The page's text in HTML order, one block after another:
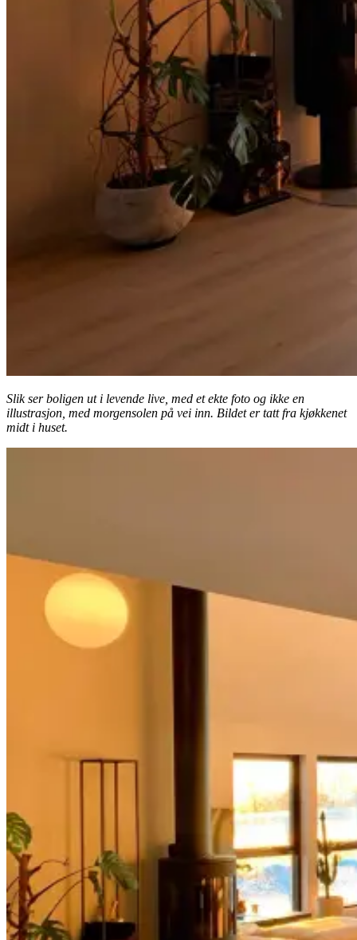
Slik ser boligen ut i levende live, med et ekte foto og ikke en
illustrasjon, med morgensolen på vei inn. Bildet er tatt fra kjøkkenet
midt i huset.